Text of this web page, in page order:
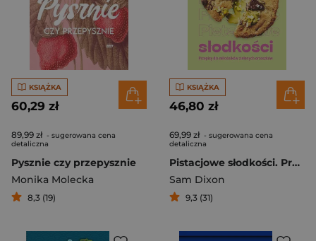
KSIĄŻKA
60,29 zł
89,99 zł - sugerowana cena
detaliczna
Pysznie czy przepysznie
Monika Molecka
8,3 (19)
KSIĄŻKA
46,80 zł
69,99 zł - sugerowana cena
detaliczna
Pistacjowe słodkości. Przepisy dla miłośników zielonych orzeszków
Sam Dixon
9,3 (31)